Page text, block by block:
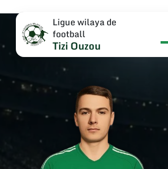
Ligue wilaya de
football
Tizi Ouzou